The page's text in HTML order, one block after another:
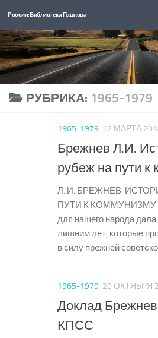
Перейти к содержимому
Россия: Библиотека Пашкова
РУБРИКА: 1965-1979
1965-1979 12 МАРТА
Брежнев Л.И.
рубеж на пути к
Л. И. БРЕЖНЕВ.
ПУТИ К КОММУНИЗМУ
для нашего народа дала
лишним лет, которые
в силу прежней
1965-1979 20 ОКТЯБРЯ
Доклад
КПСС